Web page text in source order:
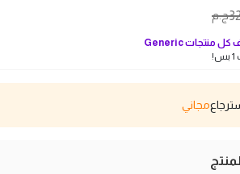
ج.م
كل منتجاتGeneric
مجاني